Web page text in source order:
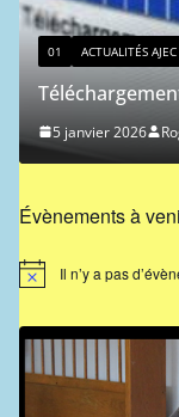
Info-AJEC
Alain
Évènements à
N
i
e
Il n’y a pas